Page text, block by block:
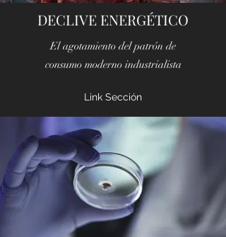
DECLIVE ENERGÉTICO
El agotamiento del patrón de
consumo moderno industrialista
Link Sección